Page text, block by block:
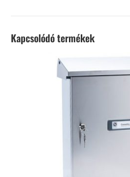
Kapcsolódó termékek